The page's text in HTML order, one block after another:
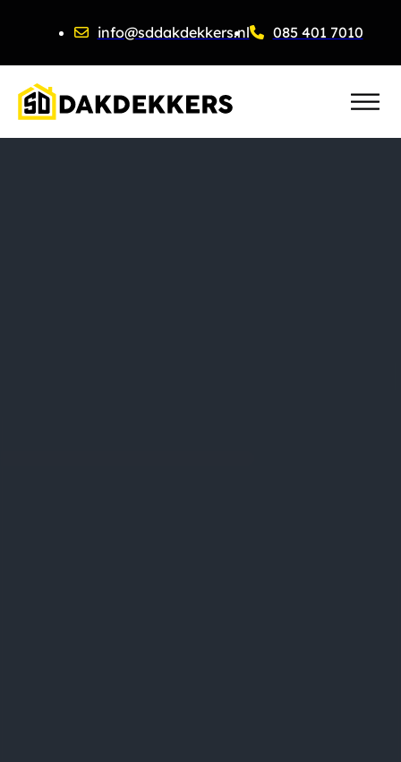
info@sddakdekkers.nl 085 401 7010